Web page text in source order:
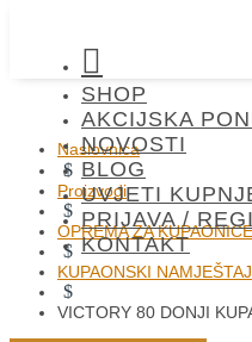

SHOP
AKCIJSKA
NOVOSTI
BLOG
UVJETI
PRIJAVA /
KONTAKT
Naslovnica
$
Proizvodi
$
OPREMA ZA KUPAONICE
$
KUPAONSKI NAMJEŠTAJ
$
VICTORY 80 DONJI